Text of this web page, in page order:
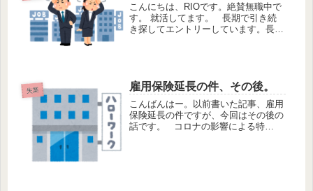
こんにちは、RIOです。絶賛無職中で
す。 就活してます。 長期で引き続
き探してエントリーしています。長期
失業 雇用保険延長の件、その後。
こんばんはー。以前書いた記事、雇用
保険延長の件ですが、今回はその後の
話です。 コロナの影響による特